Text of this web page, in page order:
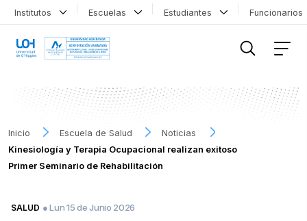
Institutos Escuelas Estudiantes
Inicio Escuela de Salud
Noticias
Kinesiología y Terapia Ocupacional realizan exitoso
Primer Seminario de Rehabilitación
SALUD ● Lun 15 de Junio 2026